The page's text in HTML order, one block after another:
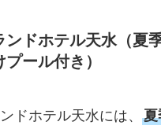
ンドホテル天水（夏
ール付き）
ドホテル天水には、夏